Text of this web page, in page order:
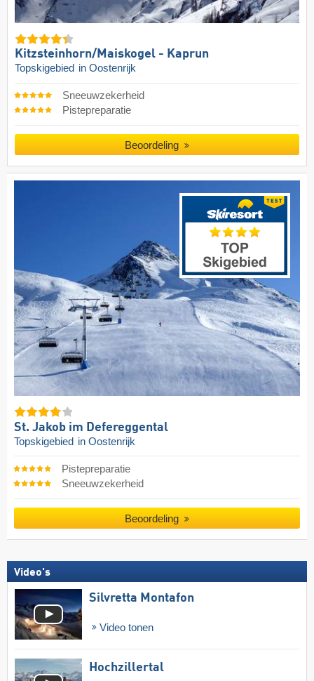
Kitzsteinhorn/​Maiskogel - Kaprun
Topskigebied in Oostenrijk
Sneeuwzekerheid
Pistepreparatie
Beoordeling
St. Jakob im Defereggental
Topskigebied in Oostenrijk
Pistepreparatie
Sneeuwzekerheid
Beoordeling
Video's
Silvretta Montafon
Video tonen
Hochzillertal